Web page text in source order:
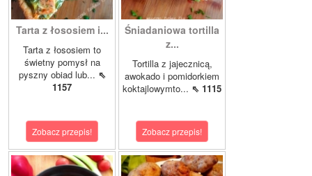
Tarta z łososiem i...
Tarta z łososiem to
świetny pomysł na
pyszny obiad lub... ⇖
1157
Zobacz przepis!
Śniadaniowa tortilla
z...
Tortilla z jajecznicą,
awokado i pomidorkiem
koktajlowymto... ⇖ 1115
Zobacz przepis!